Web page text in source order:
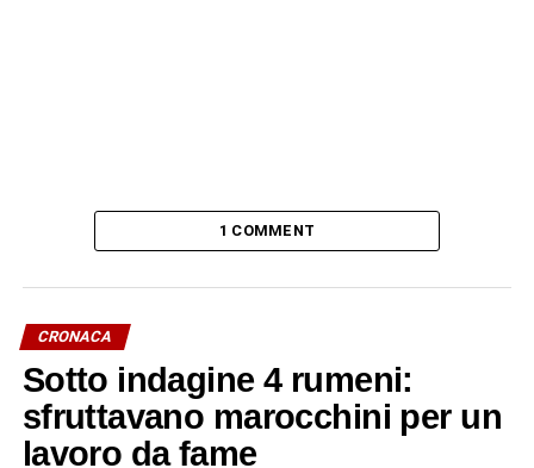
1 COMMENT
CRONACA
Sotto indagine 4 rumeni:
sfruttavano marocchini per un
lavoro da fame